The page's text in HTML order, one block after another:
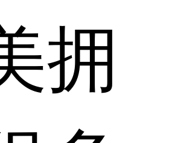
拥